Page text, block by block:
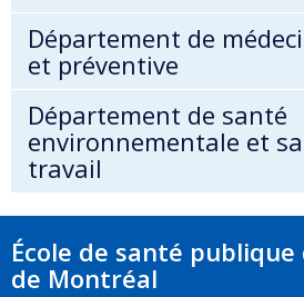
Département de
et préventive
Département de santé
environnementale et
travail
École de santé publique
de Montréal